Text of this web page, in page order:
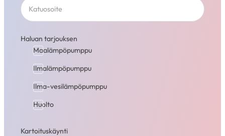
Haluan tarjouksen
Maalämpöpumppu
Ilmalämpöpumppu
Ilma-vesilämpöpumppu
Huolto
Kartoituskäynti